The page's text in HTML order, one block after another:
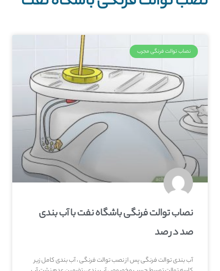
نصاب توالت فرنگی مجرب
نصاب توالت فرنگی باشگاه نفت با آب بندی
صد در صد
آب بندی توالت فرنگی پس از نصب توالت فرنگی ، آب بندی کامل زیر